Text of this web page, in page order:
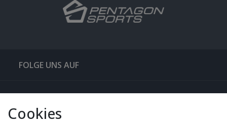
FOLGE UNS AUF
QUICKLINKS & TIPPS
Cookies